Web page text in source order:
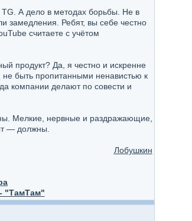
TG. А дело в методах борьбы. Не в
замедления. Ребят, вы себе честно
считаете с учётом
продукт? Да, я честно и искренне
не быть пропитанными ненавистью к
компании делают по совести и
Мелкие, нервные и раздражающие,
— должны.
Лобушкин
"ТамТам"